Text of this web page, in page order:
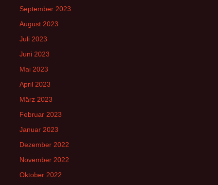
September 2023
August 2023
Juli 2023
Juni 2023
Mai 2023
April 2023
März 2023
Februar 2023
Januar 2023
Dezember 2022
November 2022
Oktober 2022